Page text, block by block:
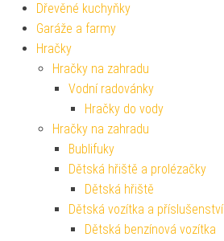
Dřevěné kuchyňky
Garáže a farmy
Hračky
Hračky na zahradu
Vodní radovánky
Hračky do vody
Hračky na zahradu
Bublifuky
Dětská hřiště a prolézačky
Dětská hřiště
Dětská vozítka a příslušenství
Dětská benzínová vozítka